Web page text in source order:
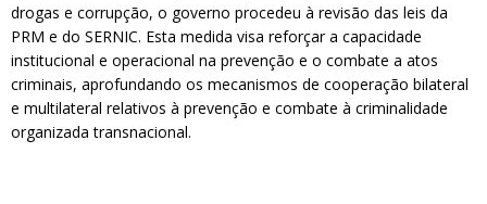
drogas e corrupção, o governo procedeu à revisão das leis da
PRM e do SERNIC. Esta medida visa reforçar a capacidade
institucional e operacional na prevenção e o combate a atos
criminais, aprofundando os mecanismos de cooperação bilateral
e multilateral relativos à prevenção e combate à criminalidade
organizada transnacional.